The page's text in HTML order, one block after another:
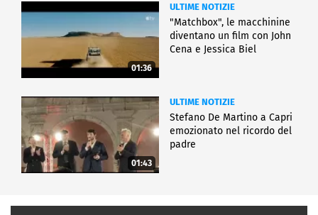
01:36
ULTIME NOTIZIE
"Matchbox", le macchinine
diventano un film con John
Cena e Jessica Biel
01:43
ULTIME NOTIZIE
Stefano De Martino a Capri
emozionato nel ricordo del
padre